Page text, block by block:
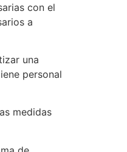
con el
a
una
personal
medidas